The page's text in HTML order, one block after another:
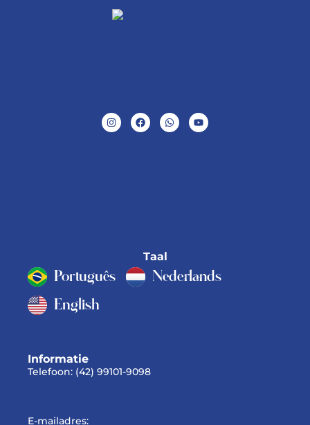
Taal
Português
Nederlands
English
Informatie
Telefoon: (42) 99101-9098
E-mailadres: